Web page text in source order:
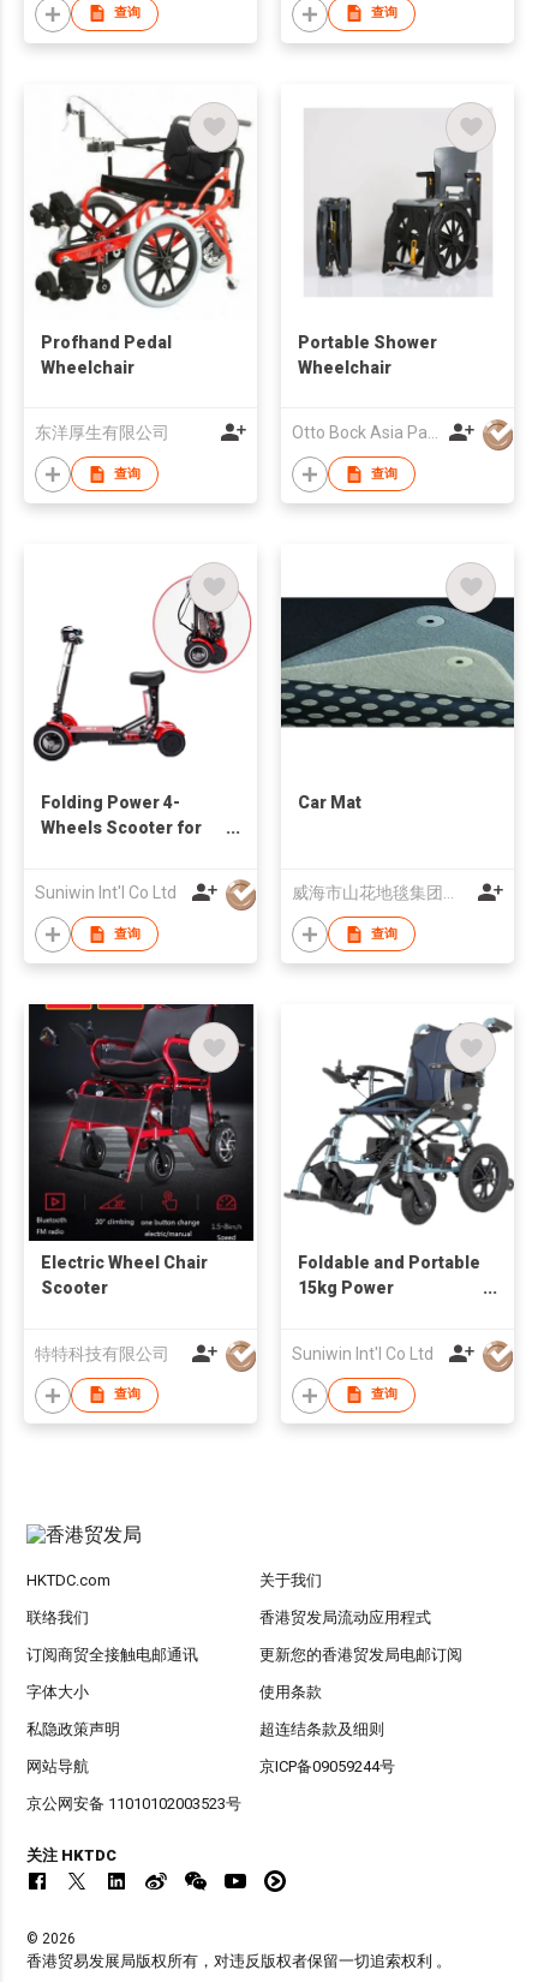
查询 查询
Profhand Pedal
Wheelchair
东洋厚生有限公司
查询
Portable Shower
Wheelchair
查询
Folding Power 4-
Wheels Scooter for
Suniwin Int'l Co Ltd
查询
Car Mat
威海市山花地毯集团有限公司
查询
Electric Wheel Chair
Scooter
特特科技有限公司
查询
Foldable and Portable
15kg Power
Suniwin Int'l Co Ltd
查询
HKTDC.com 关于我们
联络我们 香港贸发局流动应用程式
订阅商贸全接触电邮通讯 更新您的香港贸发局电邮订阅
字体大小 使用条款
私隐政策声明 超连结条款及细则
网站导航 京ICP备09059244号
京公网安备 11010102003523号
关注 HKTDC
© 2026
香港贸易发展局版权所有，对违反版权者保留一切追索权利 。